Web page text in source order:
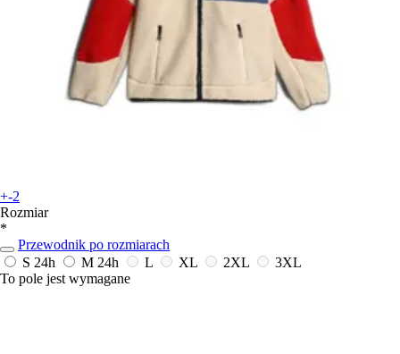
+-2
Rozmiar
*
Przewodnik po rozmiarach
S 24h M 24h L XL 2XL
3XL
To pole jest wymagane